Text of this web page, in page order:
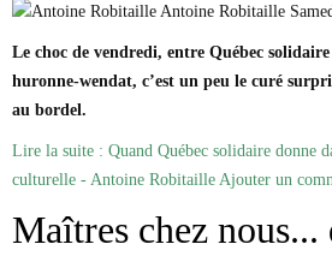
Antoine Robitaille
Le choc de vendredi, entre Québec
huronne-wendat, c’est un peu le curé
au bordel.
Lire la suite : Quand Québec solidaire donne
culturelle - Antoine Robitaille Ajouter un
Maîtres chez nous...